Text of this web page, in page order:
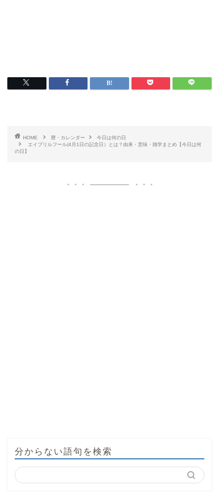
HOME 暦・カレンダー
今日は何の日
エイプリルフール(4月1日の記念日）とは？由来・意味・雑学まとめ【今日は何
の日】
分からない語句を検索